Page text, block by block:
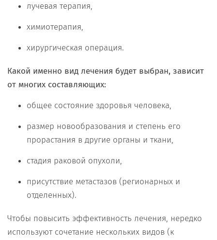
лучевая терапия,
химиотерапия,
хирургическая операция.
Какой именно вид лечения будет выбран, зависит
от многих составляющих:
общее состояние здоровья человека,
размер новообразования и степень его
прорастания в другие органы и ткани,
стадия раковой опухоли,
присутствие метастазов (регионарных и
отделенных).
Чтобы повысить эффективность лечения, нередко
используют сочетание нескольких видов (к